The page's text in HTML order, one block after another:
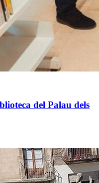
del Palau dels